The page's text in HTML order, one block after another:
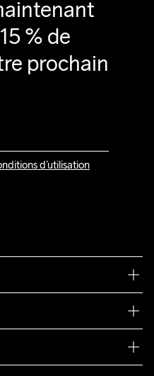
% de
prochain
d’utilisation